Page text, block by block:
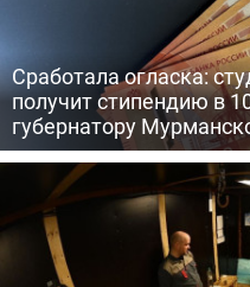
Сработала огласка:
получит стипендию в
губернатору